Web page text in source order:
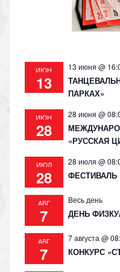
ni
ki
ИЮН
13
13 июня @
ПАРКАХ»
ИЮН
28
28 июня @
«РУССКАЯ
ИЮЛ
28
28 июля @
ФЕСТИВАЛЬ
АВГ
7
Весь день
ДЕНЬ
АВГ
7
7 августа @
КОНКУРС